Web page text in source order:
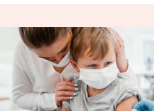
prevenção, os principais fatores de risco e
para proteger os pulmões dos nossos
Acompanhe e descubra como cuidar da
das crianças de forma eficaz e preventiva.